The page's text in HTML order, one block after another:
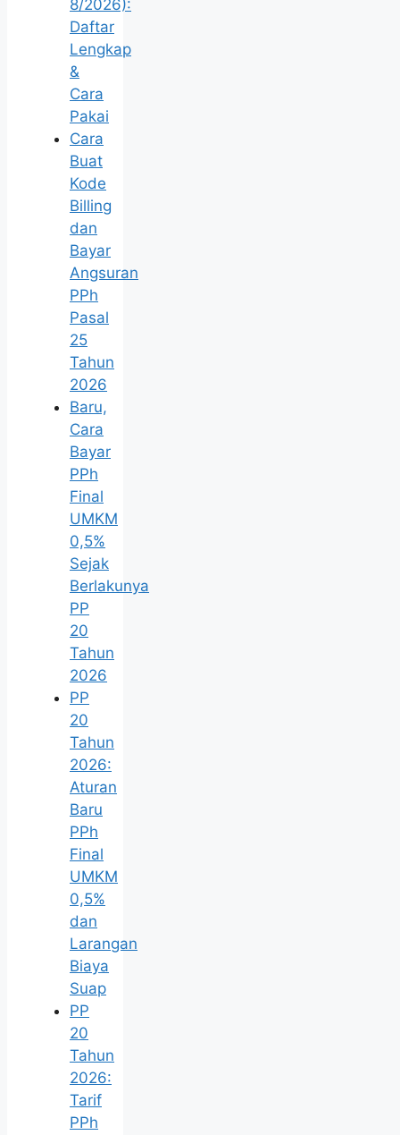
8/2026):
Daftar
Lengkap
&
Cara
Pakai
Cara
Buat
Kode
Billing
dan
Bayar
Angsuran
PPh
Pasal
25
Tahun
2026
Baru,
Cara
Bayar
PPh
Final
UMKM
0,5%
Sejak
Berlakunya
PP
20
Tahun
2026
PP
20
Tahun
2026:
Aturan
Baru
PPh
Final
UMKM
0,5%
dan
Larangan
Biaya
Suap
PP
20
Tahun
2026:
Tarif
PPh